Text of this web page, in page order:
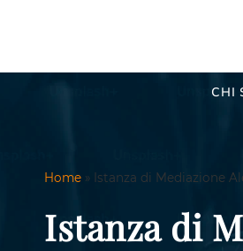
CHI
Home » Istanza di Mediazione
Istanza di